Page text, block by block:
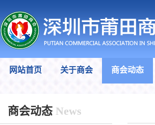
网站首页 关于商会 商会动态
商会动态 News